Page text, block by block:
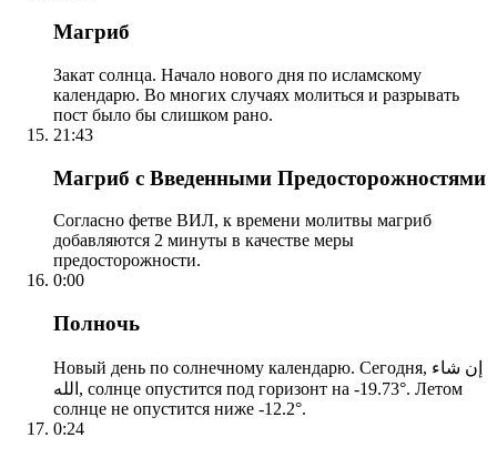
Магриб
Закат солнца. Начало нового дня по исламскому
календарю. Во многих случаях молиться и разрывать
пост было бы слишком рано.
21:43
Магриб с Введенными Предосторожностями
Согласно фетве ВИЛ, к времени молитвы магриб
добавляются 2 минуты в качестве меры
предосторожности.
0:00
Полночь
Новый день по солнечному календарю. Сегодня, إن شاء
الله, солнце опустится под горизонт на -19.73°. Летом
солнце не опустится ниже -12.2°.
0:24